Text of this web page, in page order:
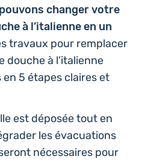
changer votre
à l’i­ta­lienne en un
travaux pour rem­pla­cer
douche à l’i­ta­lienne
5 étapes claires et
est déposée tout en
les éva­cua­tions
néces­saires pour